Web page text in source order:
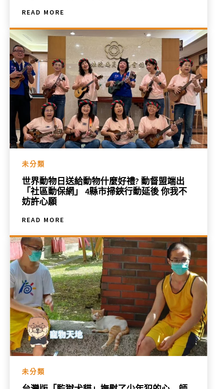
READ MORE
未分類
世界動物日送給動物什麼好禮? 動督盟端出
「社區動保網」 4縣市掃鋏行動延後 你我不
妨許心願
READ MORE
未分類